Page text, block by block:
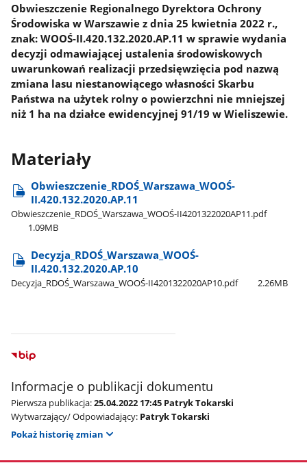
Obwieszczenie Regionalnego Dyrektora Ochrony
Środowiska w Warszawie z dnia 25 kwietnia 2022 r.,
znak: WOOŚ-II.420.132.2020.AP.11 w sprawie wydania
decyzji odmawiającej ustalenia środowiskowych
uwarunkowań realizacji przedsięwzięcia pod nazwą
zmiana lasu niestanowiącego własności Skarbu
Państwa na użytek rolny o powierzchni nie mniejszej
niż 1 ha na działce ewidencyjnej 91/19 w Wieliszewie.
Materiały
Obwieszczenie​_RDOŚ​_Warszawa​_WOOŚ-
II.420.132.2020.AP.11
Obwieszczenie​_RDOŚ​_Warszawa​_WOOŚ-II4201322020AP11.pdf
1.09MB
Decyzja​_RDOŚ​_Warszawa​_WOOŚ-
II.420.132.2020.AP.10
Decyzja​_RDOŚ​_Warszawa​_WOOŚ-II4201322020AP10.pdf 2.26MB
Informacje o publikacji dokumentu
Pierwsza publikacja:25.04.2022 17:45 Patryk Tokarski
Wytwarzający/ Odpowiadający: Patryk Tokarski
Pokaż historię zmian